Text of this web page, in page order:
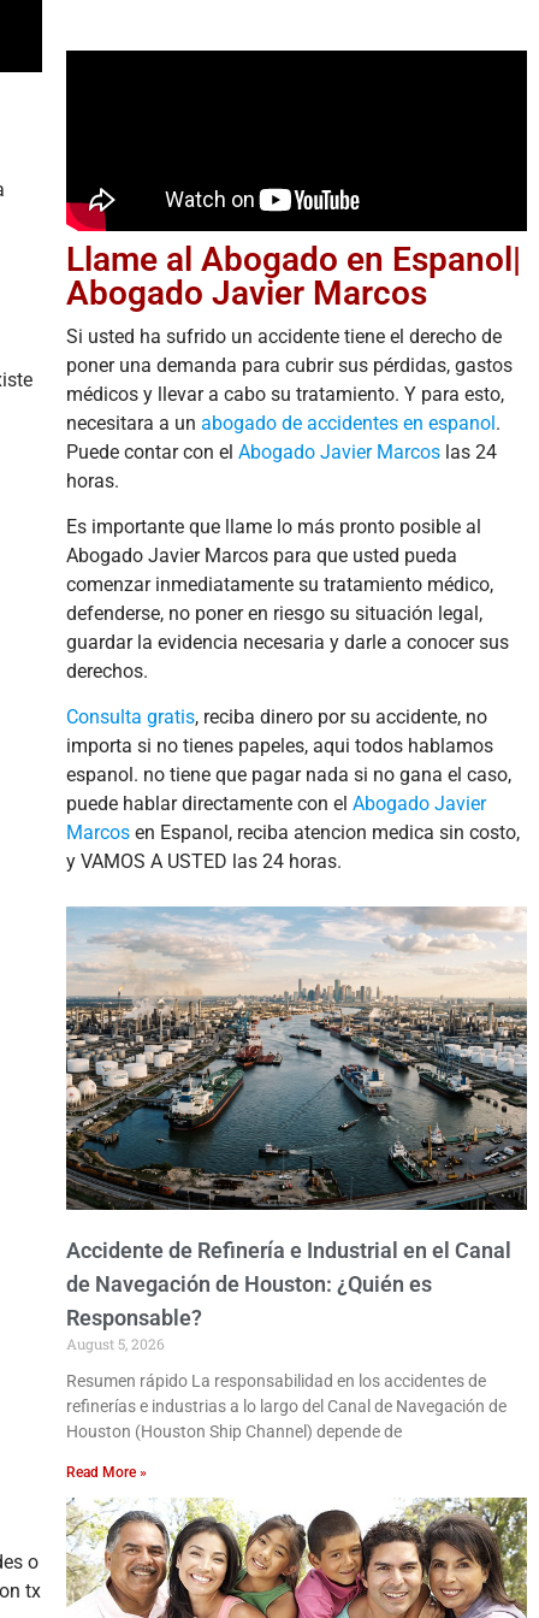
o
tx
Llame al Abogado en Espanol|
Abogado Javier Marcos
Si usted ha sufrido un accidente tiene el derecho de
poner una demanda para cubrir sus pérdidas, gastos
médicos y llevar a cabo su tratamiento. Y para esto,
necesitara a unabogado de accidentes en espanol.
Puede contar con elAbogado Javier Marcos las 24
horas.
Es importante que llame lo más pronto posible al
Abogado Javier Marcos para que usted pueda
comenzar inmediatamente su tratamiento médico,
defenderse, no poner en riesgo su situación legal,
guardar la evidencia necesaria y darle a conocer sus
derechos.
Consulta gratis, reciba dinero por su accidente, no
importa si no tienes papeles, aqui todos hablamos
espanol. no tiene que pagar nada si no gana el caso,
puede hablar directamente con elAbogado Javier
Marcos en Espanol, reciba atencion medica sin costo,
y VAMOS A USTED las 24 horas.
Accidente de Refinería e Industrial en el Canal
de Navegación de Houston: ¿Quién es
Responsable?
August 5, 2026
Resumen rápido La responsabilidad en los accidentes de
refinerías e industrias a lo largo del Canal de Navegación de
Houston (Houston Ship Channel) depende de
Read More »